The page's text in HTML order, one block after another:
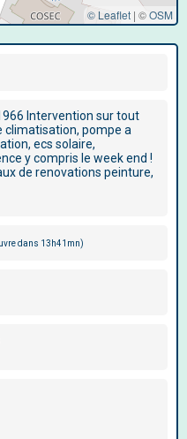
© Leaflet | ©OSM
Intervention sur tout
pompe a
ecs solaire,
y compris le week end !
de renovations peinture,
dans 13h41mn)